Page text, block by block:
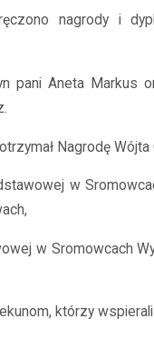
nagrody i
pani Aneta Markus
Nagrodę
w
w Sromowcach
którzy